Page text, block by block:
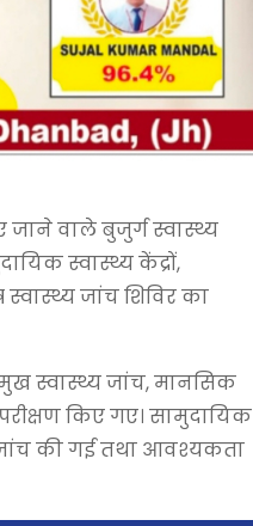
वाले बुजुर्ग स्वास्थ्य
स्वास्थ्य केंद्रों,
जांच शिविर का
स्वास्थ्य जांच, मानसिक
किए गए। सामुदायिक
जांच की गई तथा आवश्यकता